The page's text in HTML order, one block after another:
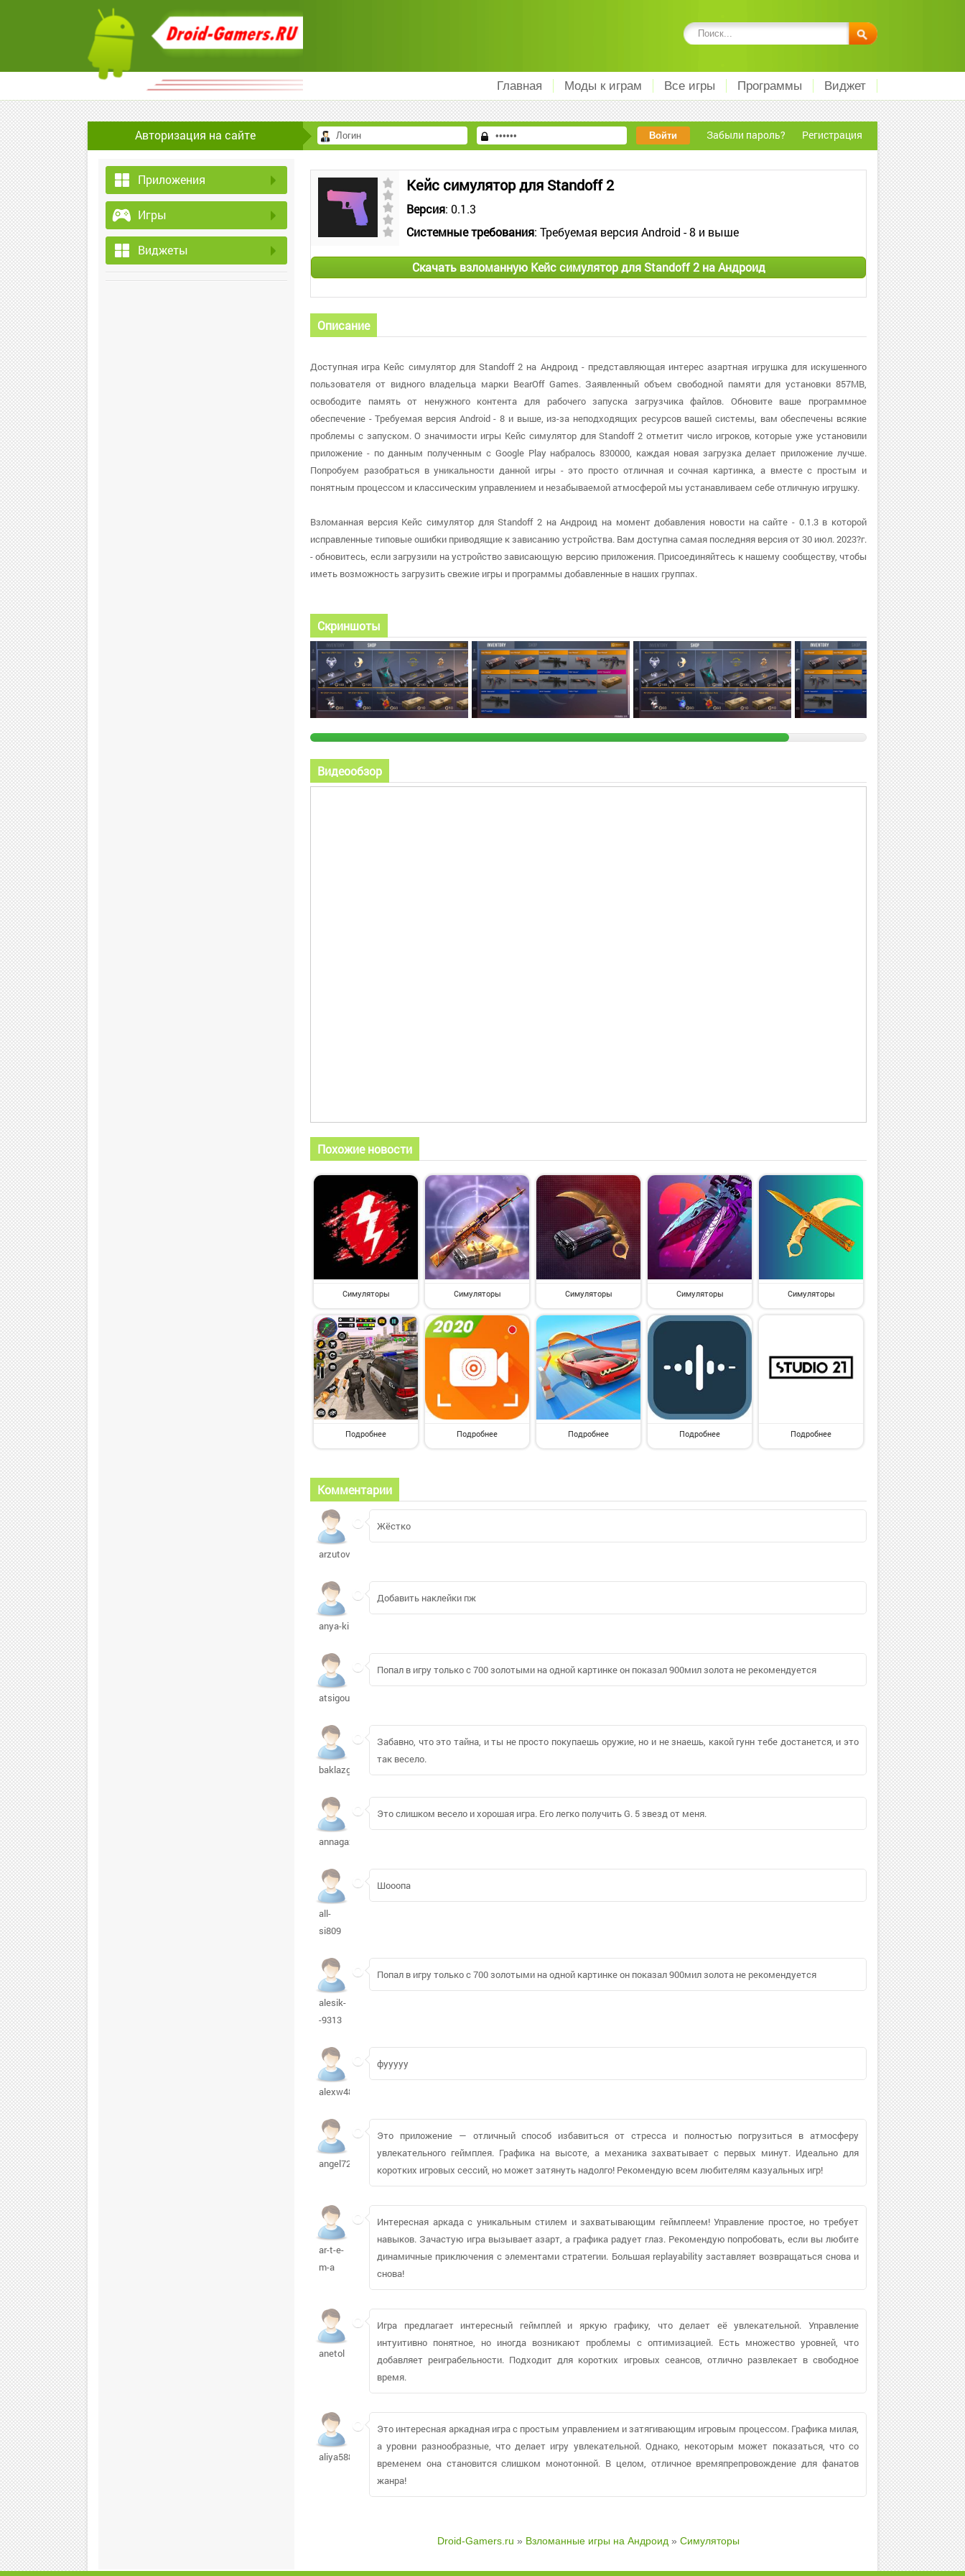
Главная Моды к играм Все игры Программы Виджет
Авторизация на сайте Забыли пароль? Регистрация
Приложения
Игры
Виджеты
Кейс симулятор для Standoff 2
Версия: 0.1.3
Системные требования: Требуемая версия Android - 8 и выше
Скачать взломанную Кейс симулятор для Standoff 2 на Андроид
Описание
Доступная игра Кейс симулятор для Standoff 2 на Андроид - представляющая интерес азартная игрушка для искушенного
пользователя от видного владельца марки BearOff Games. Заявленный объем свободной памяти для установки 857MB,
освободите память от ненужного контента для рабочего запуска загрузчика файлов. Обновите ваше программное
обеспечение - Требуемая версия Android - 8 и выше, из-за неподходящих ресурсов вашей системы, вам обеспечены всякие
проблемы с запуском. О значимости игры Кейс симулятор для Standoff 2 отметит число игроков, которые уже установили
приложение - по данным полученным с Google Play набралось 830000, каждая новая загрузка делает приложение лучше.
Попробуем разобраться в уникальности данной игры - это просто отличная и сочная картинка, а вместе с простым и
понятным процессом и классическим управлением и незабываемой атмосферой мы устанавливаем себе отличную игрушку.
Взломанная версия Кейс симулятор для Standoff 2 на Андроид на момент добавления новости на сайте - 0.1.3 в которой
исправленные типовые ошибки приводящие к зависанию устройства. Вам доступна самая последняя версия от 30 июл. 2023?г.
- обновитесь, если загрузили на устройство зависающую версию приложения. Присоединяйтесь к нашему сообществу, чтобы
иметь возможность загрузить свежие игры и программы добавленные в наших группах.
Скриншоты
Видеообзор
Похожие новости
Симуляторы Симуляторы Симуляторы Симуляторы Симуляторы
Подробнее Подробнее Подробнее Подробнее Подробнее
Комментарии
arzutova35
Жёстко
anya-ki
Добавить наклейки пж
atsigouro448
Попал в игру только с 700 золотыми на одной картинке он показал 900мил золота не рекомендуется
baklazgan
Забавно, что это тайна, и ты не просто покупаешь оружие, но и не знаешь, какой гунн тебе достанется, и это
так весело.
annagazha
Это слишком весело и хорошая игра. Его легко получить G. 5 звезд от меня.
all-
si809
Шооопа
alesik-
-9313
Попал в игру только с 700 золотыми на одной картинке он показал 900мил золота не рекомендуется
alexw4837
фууууу
angel7241560
Это приложение — отличный способ избавиться от стресса и полностью погрузиться в атмосферу
увлекательного геймплея. Графика на высоте, а механика захватывает с первых минут. Идеально для
коротких игровых сессий, но может затянуть надолго! Рекомендую всем любителям казуальных игр!
ar-t-e-
m-a
Интересная аркада с уникальным стилем и захватывающим геймплеем! Управление простое, но требует
навыков. Зачастую игра вызывает азарт, а графика радует глаз. Рекомендую попробовать, если вы любите
динамичные приключения с элементами стратегии. Большая replayability заставляет возвращаться снова и
снова!
anetol
Игра предлагает интересный геймплей и яркую графику, что делает её увлекательной. Управление
интуитивно понятное, но иногда возникают проблемы с оптимизацией. Есть множество уровней, что
добавляет реиграбельности. Подходит для коротких игровых сеансов, отлично развлекает в свободное
время.
aliya5885
Это интересная аркадная игра с простым управлением и затягивающим игровым процессом. Графика милая,
а уровни разнообразные, что делает игру увлекательной. Однако, некоторым может показаться, что со
временем она становится слишком монотонной. В целом, отличное времяпрепровождение для фанатов
жанра!
Droid-Gamers.ru » Взломанные игры на Андроид » Симуляторы